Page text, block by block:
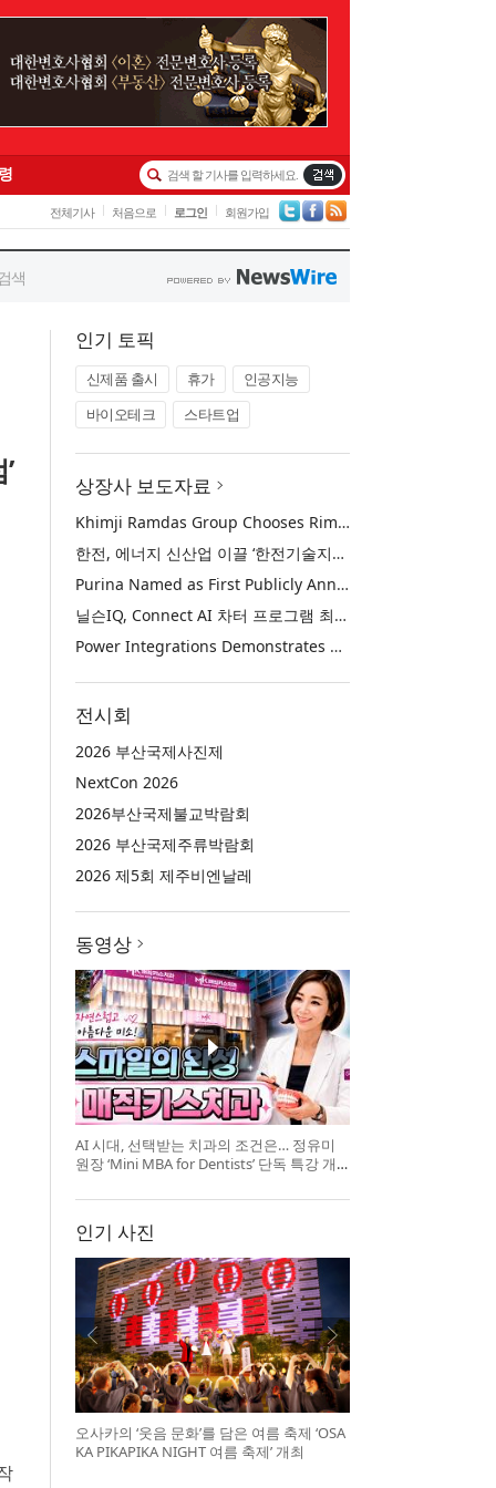
인기 토픽
신제품 출시 휴가
인공지능
바이오테크
스타트업
상장사 보도자료
Khimji Ramdas Group Chooses Rimini Street to Reduce SAP Support Costs, Protect 700+ Customizations and Reinvest Savings in Innovation
한전, 에너지 신산업 이끌 ‘한전기술지주’ 공식 출범
Purina Named as First Publicly Announced NIQ ConnectAI Charter Client
닐슨IQ, Connect AI 차터 프로그램 최초 고객사 ‘퓨리나’ 선정
Power Integrations Demonstrates World’s First 2200 V GaN Technology for Next-Era High-Voltage Power Systems
전시회
2026 부산국제사진제
NextCon 2026
2026부산국제불교박람회
2026 부산국제주류박람회
2026 제5회 제주비엔날레
동영상
AI 시대, 선택받는 치과의 조건은… 정유미
원장 ‘Mini MBA for Dentists’ 단독 특강 개
인기 사진
오사카의 ‘웃음 문화’를 담은 여름 축제 ‘OSA
KA PIKAPIKA NIGHT 여름 축제’ 개최